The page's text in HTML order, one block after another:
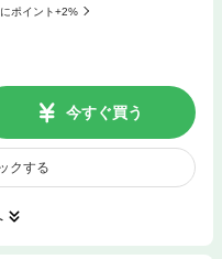
ポイント+2%
今すぐ買う
クする